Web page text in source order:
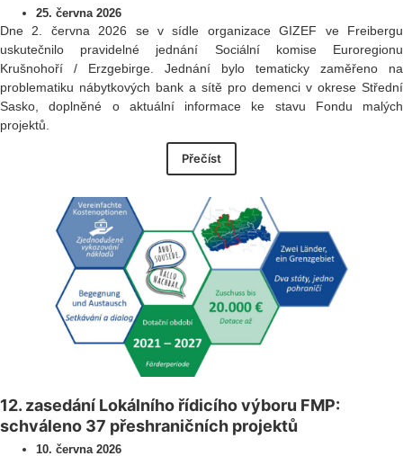
25. června 2026
Dne 2. června 2026 se v sídle organizace GIZEF ve Freibergu
uskutečnilo pravidelné jednání Sociální komise Euroregionu
Krušnohoří / Erzgebirge. Jednání bylo tematicky zaměřeno na
problematiku nábytkových bank a sítě pro demenci v okrese Střední
Sasko, doplněné o aktuální informace ke stavu Fondu malých
projektů.
Přečíst
12. zasedání Lokálního řídicího výboru FMP:
schváleno 37 přeshraničních projektů
10. června 2026